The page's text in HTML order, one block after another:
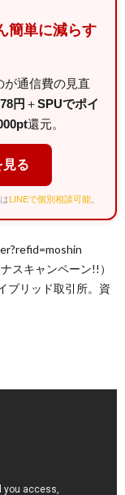
簡単に減らす
が通信費の見直
円 ＋SPUでポイ
還元。
る
LINEで個別相談可能
スキャンペーン!!）
ブリッド取引所。資